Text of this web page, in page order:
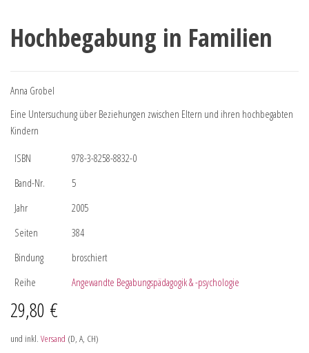
Hochbegabung in Familien
Anna Grobel
Eine Untersuchung über Beziehungen zwischen Eltern und ihren hochbegabten
Kindern
ISBN
978-3-8258-8832-0
Band-Nr.
5
Jahr
2005
Seiten
384
Bindung
broschiert
Reihe
Angewandte Begabungspädagogik & -psychologie
29,80 €
und inkl. Versand (D, A, CH)